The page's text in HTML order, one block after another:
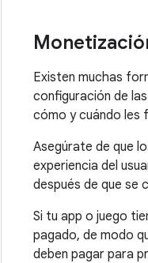
Existen muchas
configuración de
cómo y cuándo les
Asegúrate de que
experiencia del
después de que se
Si tu app o juego
pagado, de modo
deben pagar para